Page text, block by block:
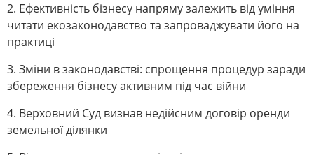
2. Ефективність бізнесу напряму залежить від уміння
читати екозаконодавство та запроваджувати його на
практиці
3. Зміни в законодавстві: спрощення процедур заради
збереження бізнесу активним під час війни
4. Верховний Суд визнав недійсним договір оренди
земельної ділянки